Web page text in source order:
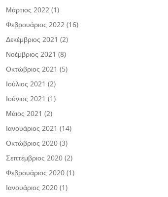
Μάρτιος 2022 (1)
Φεβρουάριος 2022 (16)
Δεκέμβριος 2021 (2)
Νοέμβριος 2021 (8)
Οκτώβριος 2021 (5)
Ιούλιος 2021 (2)
Ιούνιος 2021 (1)
Μάιος 2021 (2)
Ιανουάριος 2021 (14)
Οκτώβριος 2020 (3)
Σεπτέμβριος 2020 (2)
Φεβρουάριος 2020 (1)
Ιανουάριος 2020 (1)